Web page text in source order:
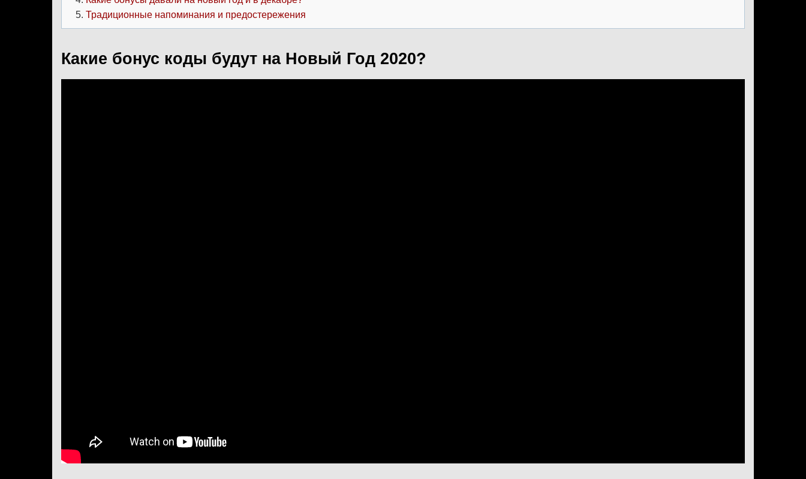
Традиционные напоминания и предостережения
Какие бонус коды будут на Новый Год 2020?